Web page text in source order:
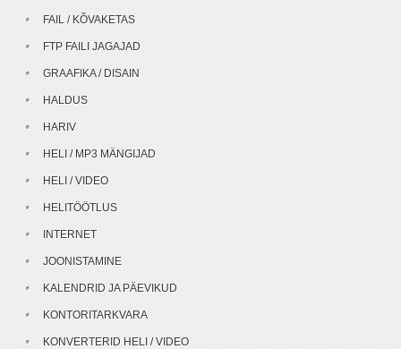
FAIL / KÕVAKETAS
FTP FAILI JAGAJAD
GRAAFIKA / DISAIN
HALDUS
HARIV
HELI / MP3 MÄNGIJAD
HELI / VIDEO
HELITÖÖTLUS
INTERNET
JOONISTAMINE
KALENDRID JA PÄEVIKUD
KONTORITARKVARA
KONVERTERID HELI / VIDEO